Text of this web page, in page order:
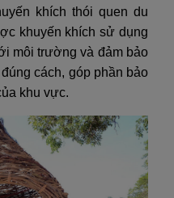
khích thói quen du
khuyến khích sử dụng
môi trường và đảm bảo
cách, góp phần bảo
khu vực.